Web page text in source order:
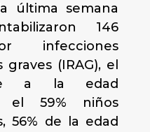
última semana
146
infecciones
(IRAG), el
a la edad
el 59% niños
56% de la edad